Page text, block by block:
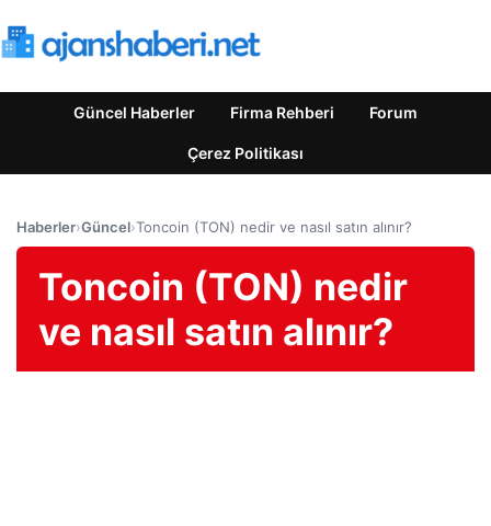
Güncel Haberler Firma Rehberi Forum
Çerez Politikası
Haberler›Güncel›Toncoin (TON) nedir ve nasıl satın alınır?
Toncoin (TON) nedir
ve nasıl satın alınır?